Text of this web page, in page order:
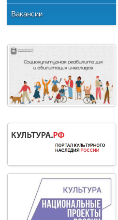
Формы документов
Вакансии